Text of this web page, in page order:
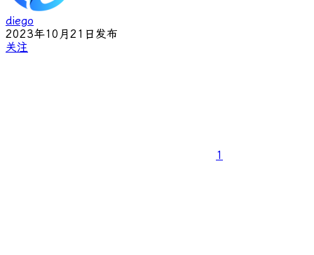
diego
2023年10月21日发布
关注
1